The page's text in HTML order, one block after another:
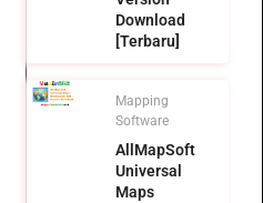
Download
[Terbaru]
Mapping
Software
AllMapSoft
Universal
Maps